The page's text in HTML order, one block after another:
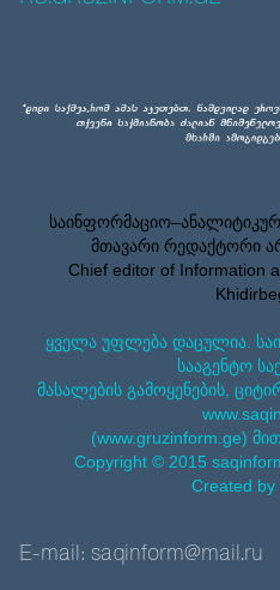
მთავარი რედაქტორი
Chief editor of Information
ყველა უფლება დაცულია.
სააგენტო
მასალების გამოყენების,
(www.gruzinform.ge)
Copyright © 2015
Created by
E-mail: saqinform@mail.ru